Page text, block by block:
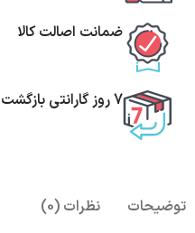
ضمانت اصالت کالا
7 روز گارانتی بازگشت وجه
توضیحات نظرات (0)